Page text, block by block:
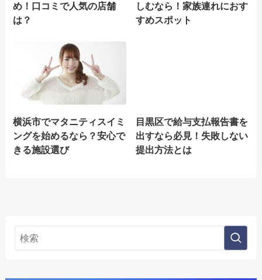
め！口コミで人気の店舗
は？
しむなら！家族連れにおす
すめスポット
横浜市でマタニティスイミ
ングを始めるなら？安心で
きる施設選び
目黒区で給与支払報告書を
出すなら必見！失敗しない
提出方法とは